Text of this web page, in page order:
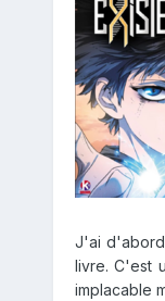
J'ai
livre. C'est
implacable